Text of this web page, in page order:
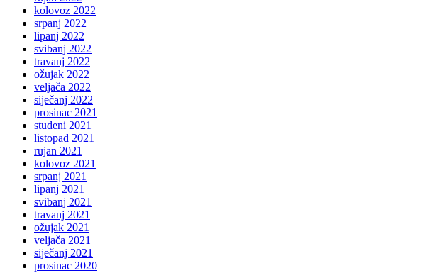
kolovoz 2022
srpanj 2022
lipanj 2022
svibanj 2022
travanj 2022
ožujak 2022
veljača 2022
siječanj 2022
prosinac 2021
studeni 2021
listopad 2021
rujan 2021
kolovoz 2021
srpanj 2021
lipanj 2021
svibanj 2021
travanj 2021
ožujak 2021
veljača 2021
siječanj 2021
prosinac 2020